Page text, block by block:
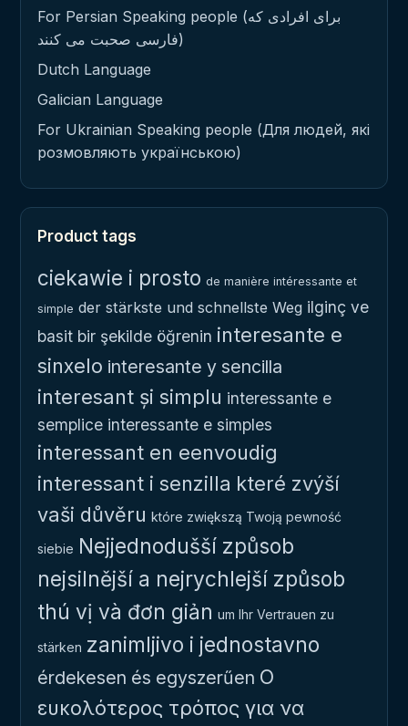
For Persian Speaking people (برای افرادی که
فارسی صحبت می کنند)
Dutch Language
Galician Language
For Ukrainian Speaking people (Для людей, які
розмовляють українською)
Product tags
ciekawie i prosto de manière intéressante et
simple der stärkste und schnellste Weg ilginç ve
basit bir şekilde öğrenin interesante e
sinxelo interesante y sencilla
interesant și simplu interessante e
semplice interessante e simples
interessant en eenvoudig
interessant i senzilla které zvýší
vaši důvěru które zwiększą Twoją pewność
siebie Nejjednodušší způsob
nejsilnější a nejrychlejší způsob
thú vị và đơn giản um Ihr Vertrauen zu
stärken zanimljivo i jednostavno
érdekesen és egyszerűen Ο
ευκολότερος τρόπος για να